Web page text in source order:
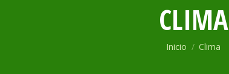
CLIMA
Estás aquí:
Inicio Clima